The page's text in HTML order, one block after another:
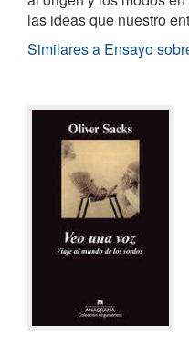
las ideas que nuestro
Similares a Ensayo